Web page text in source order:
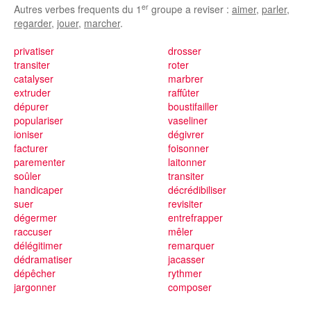
Autres verbes frequents du 1 er groupe a reviser : aimer, parler,
regarder, jouer, marcher.
privatiser
transiter
catalyser
extruder
dépurer
populariser
ioniser
facturer
parementer
drosser
roter
marbrer
raffûter
boustifailler
vaseliner
dégivrer
foisonner
laitonner
soûler
handicaper
suer
dégermer
raccuser
délégitimer
dédramatiser
dépêcher
jargonner
transiter
décrédibiliser
revisiter
entrefrapper
mêler
remarquer
jacasser
rythmer
composer